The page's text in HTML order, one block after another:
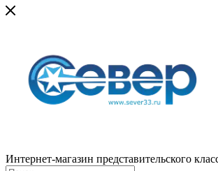
Интернет-магазин представительского